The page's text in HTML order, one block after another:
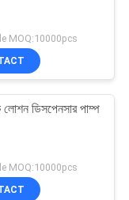
MOQ:10000pcs
লোশন ডিসপেনসার পাম্প
MOQ:10000pcs